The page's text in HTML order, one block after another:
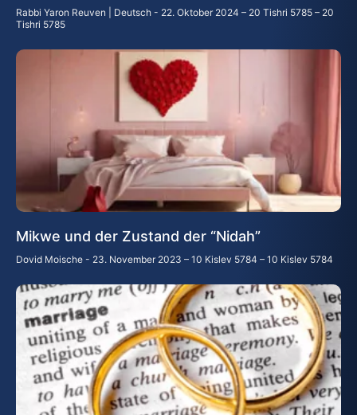
Rabbi Yaron Reuven | Deutsch
22. Oktober 2024 – 20 Tishri 5785 – 20
Tishri 5785
Mikwe und der Zustand der “Nidah”
Dovid Moische 23. November 2023 – 10 Kislev 5784 – 10 Kislev 5784